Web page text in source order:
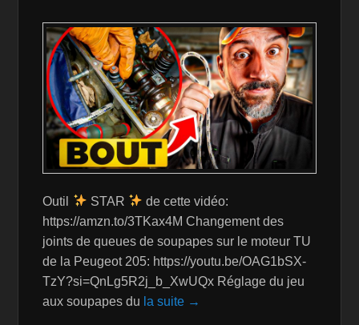
st
Outil STAR
de cette vidéo:
https://amzn.to/3TKax4M Changement des
joints de queues de soupapes sur le moteur TU
de la Peugeot 205: https://youtu.be/OAG1bSX-
TzY?si=QnLg5R2j_b_XwUQx Réglage du jeu
aux soupapes du la suite →